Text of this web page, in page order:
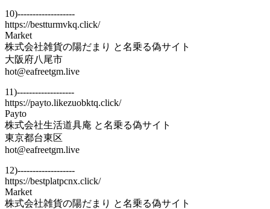
10)-------------------
https://bestturmvkq.click/
Market
株式会社雑貨の陽だまり と名乗る偽サイト
大阪府八尾市
hot@eafreetgm.live
11)-------------------
https://payto.likezuobktq.click/
Payto
株式会社生活道具庵 と名乗る偽サイト
東京都台東区
hot@eafreetgm.live
12)-------------------
https://bestplatpcnx.click/
Market
株式会社雑貨の陽だまり と名乗る偽サイト